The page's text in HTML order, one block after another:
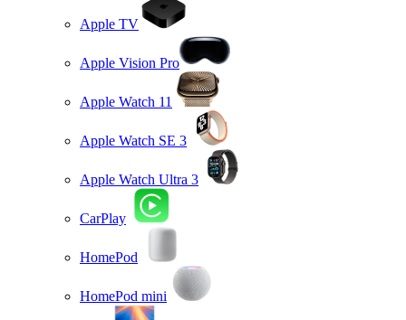
Apple TV
Apple Vision Pro
Apple Watch 11
Apple Watch SE 3
Apple Watch Ultra 3
CarPlay
HomePod
HomePod mini